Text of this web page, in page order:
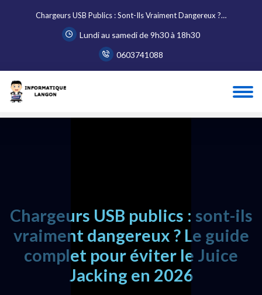
Chargeurs USB Publics : Sont-Ils Vraiment Dangereux ?…
Lundi au samedi de 9h30 à 18h30
0603741088
Accueil
Blog
Chargeurs USB publics : sont-ils vraiment dangereux ?...
Chargeurs USB publics : sont-ils
vraiment dangereux ? Le guide
complet pour éviter le Juice
Jacking en 2026